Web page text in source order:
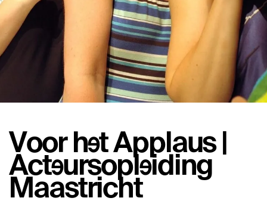
Voor het Applaus |
Acteursopleiding
Maastricht